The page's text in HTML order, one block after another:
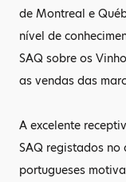
de Montreal e
nível de
SAQ sobre os
as vendas das
A excelente
SAQ registados
portugueses